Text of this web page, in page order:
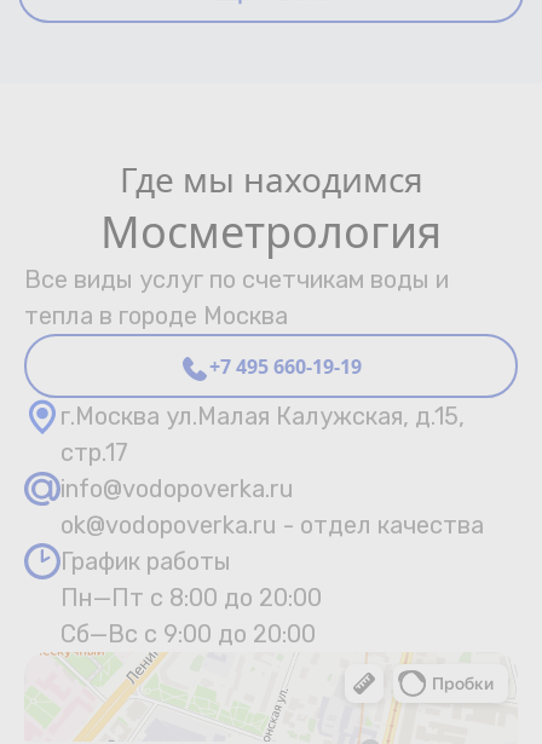
Где мы находимся
Мосметрология
Все виды услуг по счетчикам воды и
тепла в городе Москва
+7 495 660-19-19
г.Москва ул.Малая Калужская, д.15,
стр.17
info@vodopoverka.ru
ok@vodopoverka.ru - отдел качества
График работы
Пн—Пт с 8:00 до 20:00
Сб—Вс с 9:00 до 20:00